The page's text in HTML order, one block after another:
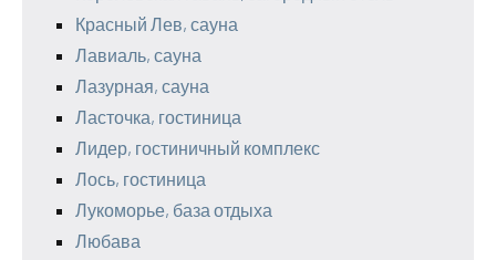
Красный Лев, сауна
Лавиаль, сауна
Лазурная, сауна
Ласточка, гостиница
Лидер, гостиничный комплекс
Лось, гостиница
Лукоморье, база отдыха
Любава